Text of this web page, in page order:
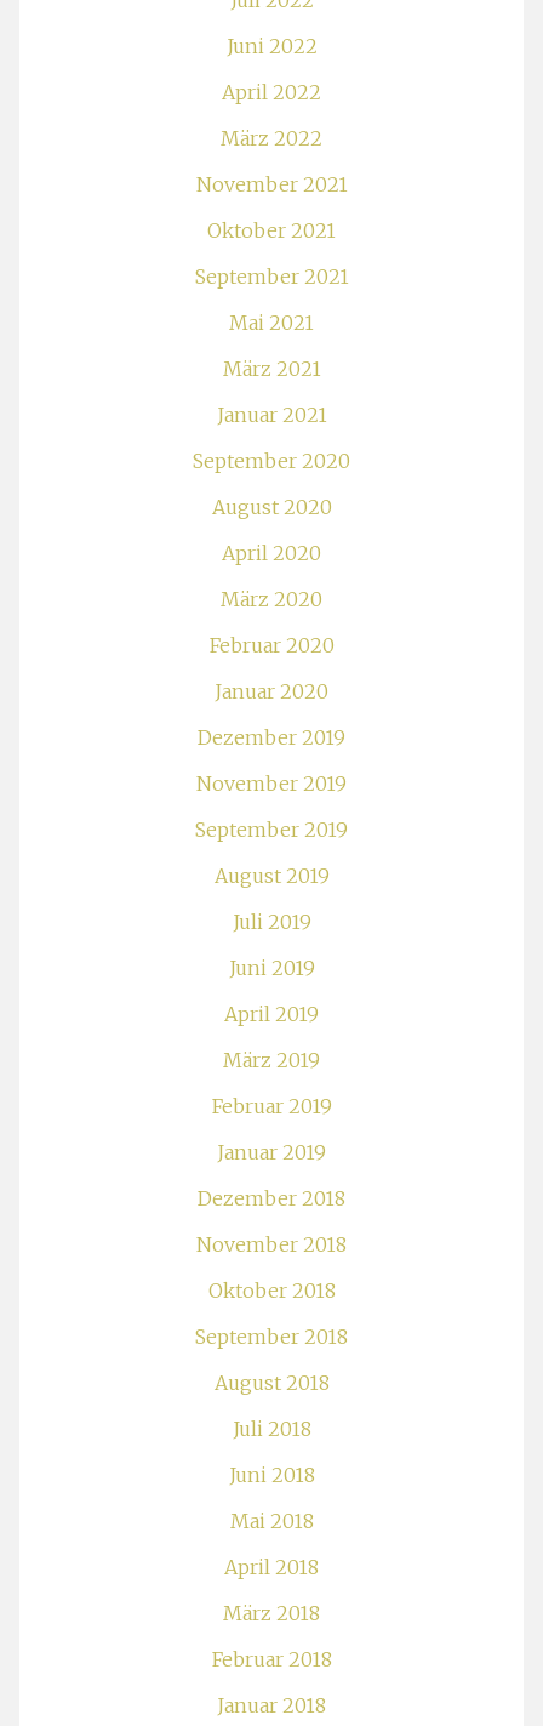
Juni 2022
April 2022
März 2022
November 2021
Oktober 2021
September 2021
Mai 2021
März 2021
Januar 2021
September 2020
August 2020
April 2020
März 2020
Februar 2020
Januar 2020
Dezember 2019
November 2019
September 2019
August 2019
Juli 2019
Juni 2019
April 2019
März 2019
Februar 2019
Januar 2019
Dezember 2018
November 2018
Oktober 2018
September 2018
August 2018
Juli 2018
Juni 2018
Mai 2018
April 2018
März 2018
Februar 2018
Januar 2018